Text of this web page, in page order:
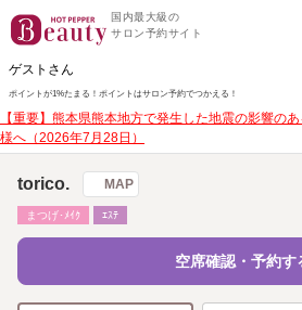
国内最大級の
サロン予約サイト
ゲストさん
ポイントが1%たまる！ ポイントはサロン予約でつかえる！
【重要】熊本県熊本地方で発生した地震の影響の
様へ（2026年7月28日）
torico. MAP
まつげ･ﾒｲｸ ｴｽﾃ
空席確認・予約す